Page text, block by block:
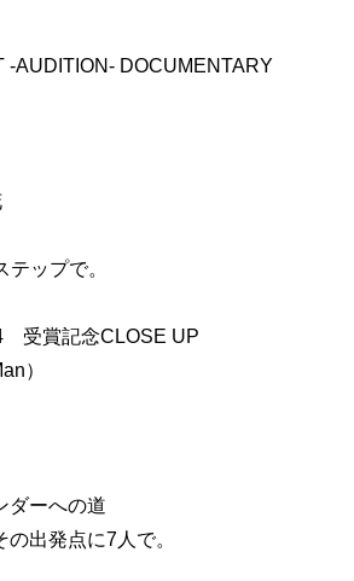
-AUDITION- DOCUMENTARY
ップで。
受賞記念CLOSE UP
）
ダーへの道
出発点に7人で。